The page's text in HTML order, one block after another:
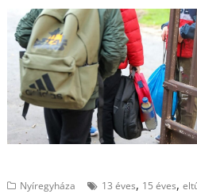
Nyíregyháza 13 éves, 15 éves,